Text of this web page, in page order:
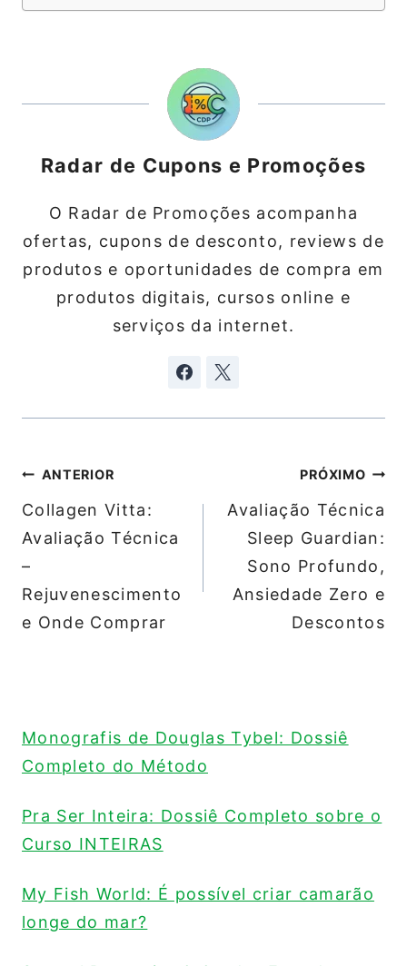
Radar de Cupons e Promoções
O Radar de Promoções acompanha
ofertas, cupons de desconto, reviews de
produtos e oportunidades de compra em
produtos digitais, cursos online e
serviços da internet.
Navegação
de
Post
ANTERIOR
Collagen Vitta:
Avaliação Técnica
–
Rejuvenescimento
e Onde Comprar
PRÓXIMO
Avaliação Técnica
Sleep Guardian:
Sono Profundo,
Ansiedade Zero e
Descontos
Monografis de Douglas Tybel: Dossiê
Completo do Método
Pra Ser Inteira: Dossiê Completo sobre o
Curso INTEIRAS
My Fish World: É possível criar camarão
longe do mar?